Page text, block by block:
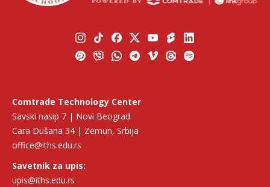
Comtrade Technology Center
Savski nasip 7 | Novi Beograd
Cara Dušana 34 | Zemun, Srbija
office@iths.edu.rs
Savetnik za upis:
upis@iths.edu.rs